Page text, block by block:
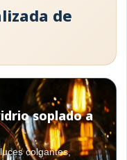
de
soplado a
colgantes,